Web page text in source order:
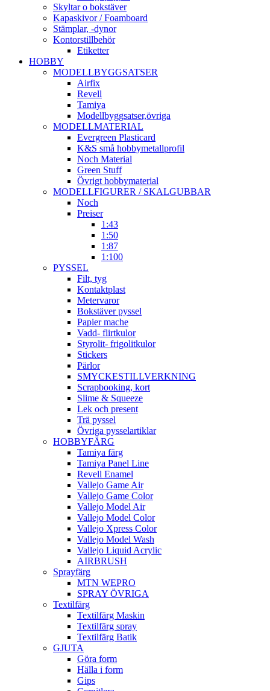
Skyltar o bokstäver
Kapaskivor / Foamboard
Stämplar, -dynor
Kontorstillbehör
Etiketter
HOBBY
MODELLBYGGSATSER
Airfix
Revell
Tamiya
Modellbyggsatser,övriga
MODELLMATERIAL
Evergreen Plasticard
K&S små hobbymetallprofil
Noch Material
Green Stuff
Övrigt hobbymaterial
MODELLFIGURER / SKALGUBBAR
Noch
Preiser
1:43
1:50
1:87
1:100
PYSSEL
Filt, tyg
Kontaktplast
Metervaror
Bokstäver pyssel
Papier mache
Vadd- flirtkulor
Styrolit- frigolitkulor
Stickers
Pärlor
SMYCKESTILLVERKNING
Scrapbooking, kort
Slime & Squeeze
Lek och present
Trä pyssel
Övriga pysselartiklar
HOBBYFÄRG
Tamiya färg
Tamiya Panel Line
Revell Enamel
Vallejo Game Air
Vallejo Game Color
Vallejo Model Air
Vallejo Model Color
Vallejo Xpress Color
Vallejo Model Wash
Vallejo Liquid Acrylic
AIRBRUSH
Sprayfärg
MTN WEPRO
SPRAY ÖVRIGA
Textilfärg
Textilfärg Maskin
Textilfärg spray
Textilfärg Batik
GJUTA
Göra form
Hälla i form
Gips